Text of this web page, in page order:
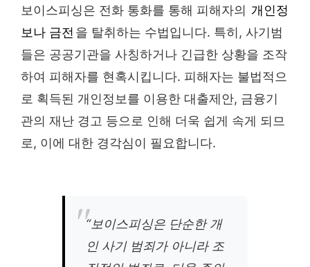
보이스피싱은 전화 통화를 통해 피해자의 개인정
보나 금전 을 탈취하는 수법입니다. 특히, 사기범
들은 공공기관을 사칭하거나 긴급한 상황을 조작
하여 피해자를 현혹시킵니다. 피해자는 불법적으
로 획득된 개인정보를 이용한 대출제안, 금융기
관의 재난 경고 등으로 인해 더욱 쉽게 속게 되므
로, 이에 대한 경각심이 필요합니다.
“보이스피싱은 단순한 개
인 사기 범죄가 아니라 조